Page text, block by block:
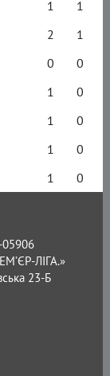
1
1
2
1
0
0
1
0
1
0
1
0
1 0
05906
ЛІГА.»
23-Б